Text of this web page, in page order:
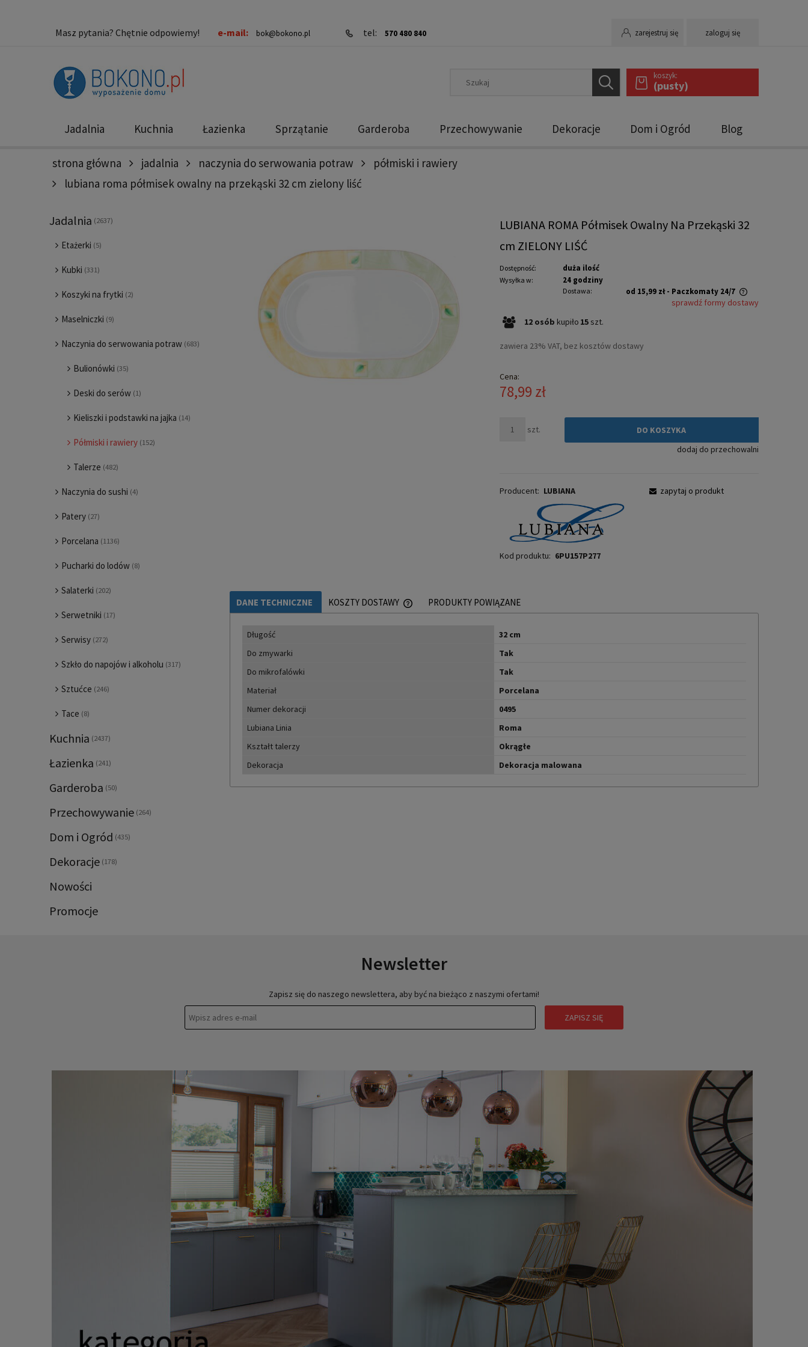
zarejestruj się zaloguj się
Masz pytania? Chętnie odpowiemy! e-mail: bok@bokono.pl tel: 570 480 840
koszyk:
(pusty)
Jadalnia Kuchnia Łazienka Sprzątanie Garderoba Przechowywanie Dekoracje Dom i Ogród Blog
Nowości Promocje
strona główna jadalnia naczynia do serwowania potraw
półmiski i rawiery
lubiana roma półmisek owalny na przekąski 32 cm zielony liść
Jadalnia (2637)
Etażerki (5)
Kubki (331)
Koszyki na frytki (2)
Maselniczki (9)
Naczynia do serwowania potraw (683)
Bulionówki (35)
Deski do serów (1)
Kieliszki i podstawki na jajka (14)
Półmiski i rawiery (152)
Talerze (482)
Naczynia do sushi (4)
Patery (27)
Porcelana (1136)
Pucharki do lodów (8)
Salaterki (202)
Serwetniki (17)
Serwisy (272)
Szkło do napojów i alkoholu (317)
Sztućce (246)
Tace (8)
Kuchnia (2437)
Łazienka (241)
Garderoba (50)
Przechowywanie (264)
Dom i Ogród (435)
Dekoracje (178)
Nowości
Promocje
LUBIANA ROMA Półmisek Owalny Na Przekąski 32
cm ZIELONY LIŚĆ
Dostępność: duża ilość
Wysyłka w: 24 godziny
Dostawa: od 15,99 zł - Paczkomaty 24/7
Cena nie zawiera ewentualnych kosztów
sprawdź formy dostawy
12 osób kupiło 15 szt.
zawiera 23% VAT, bez kosztów dostawy
Cena:
78,99 zł
szt.
DO KOSZYKA
dodaj do przechowalni
Producent: LUBIANA
Kod produktu: 6PU157P277
zapytaj o produkt
DANE TECHNICZNE KOSZTY DOSTAWY
CENA NIE ZAWIERA EWENTUALNYCH KOSZTÓW
PRODUKTY POWIĄZANE
Długość
32 cm
Do zmywarki
Tak
Do mikrofalówki
Tak
Materiał
Porcelana
Numer dekoracji
0495
Lubiana Linia
Roma
Kształt talerzy
Okrągłe
Dekoracja
Dekoracja malowana
Newsletter
Zapisz się do naszego newslettera, aby być na bieżąco z naszymi ofertami!
ZAPISZ SIĘ